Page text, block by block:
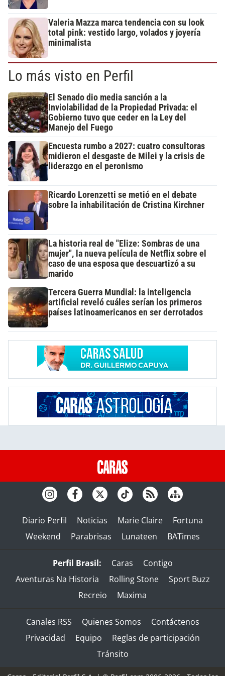
Valeria Mazza marca tendencia con su look
total pink: vestido largo, volados y joyería
minimalista
Lo más visto en Perfil
El Senado dio media sanción a la
Inviolabilidad de la Propiedad Privada: el
Gobierno tuvo que ceder en la Ley del
Manejo del Fuego
Encuesta rumbo a 2027: cuatro consultoras
midieron el desgaste de Milei y la crisis de
liderazgo en el peronismo
Ricardo Lorenzetti se metió en el debate
sobre la inhabilitación de Cristina Kirchner
La historia real de "Elize: Sombras de una
mujer", la nueva película de Netflix sobre el
caso de una esposa que descuartizó a su
marido
Tercera Guerra Mundial: la inteligencia
artificial reveló cuáles serían los primeros
países latinoamericanos en ser derrotados
Diario Perfil Noticias Marie Claire
Fortuna
Weekend
Parabrisas Lunateen BATimes
Perfil Brasil: Caras
Contigo
Aventuras Na Historia
Rolling Stone
Sport Buzz
Recreio
Maxima
Canales RSS Quienes Somos
Contáctenos
Privacidad
Equipo
Reglas de participación
Tránsito